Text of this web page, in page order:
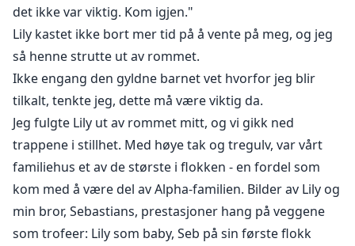
det ikke var viktig. Kom igjen."
Lily kastet ikke bort mer tid på å vente på meg, og jeg
så henne strutte ut av rommet.
Ikke engang den gyldne barnet vet hvorfor jeg blir
tilkalt, tenkte jeg, dette må være viktig da.
Jeg fulgte Lily ut av rommet mitt, og vi gikk ned
trappene i stillhet. Med høye tak og tregulv, var vårt
familiehus et av de største i flokken - en fordel som
kom med å være del av Alpha-familien. Bilder av Lily og
min bror, Sebastians, prestasjoner hang på veggene
som trofeer: Lily som baby, Seb på sin første flokk